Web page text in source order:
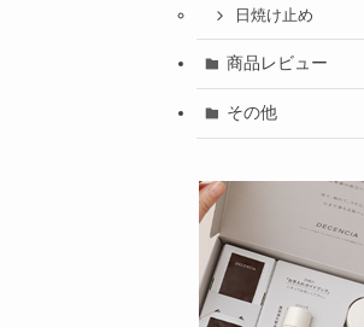
日焼け止め
商品レビュー
その他